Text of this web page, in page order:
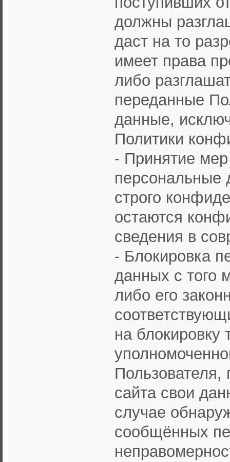
должны
даст на то
имеет права
либо
переданные
данные,
Политики
- Принятие
персональные
строго
остаются
сведения в
- Блокировка
данных с того
либо его
на блокировку
сайта свои
случае
сообщённых